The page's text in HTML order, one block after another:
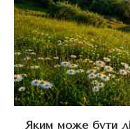
Яким може бути